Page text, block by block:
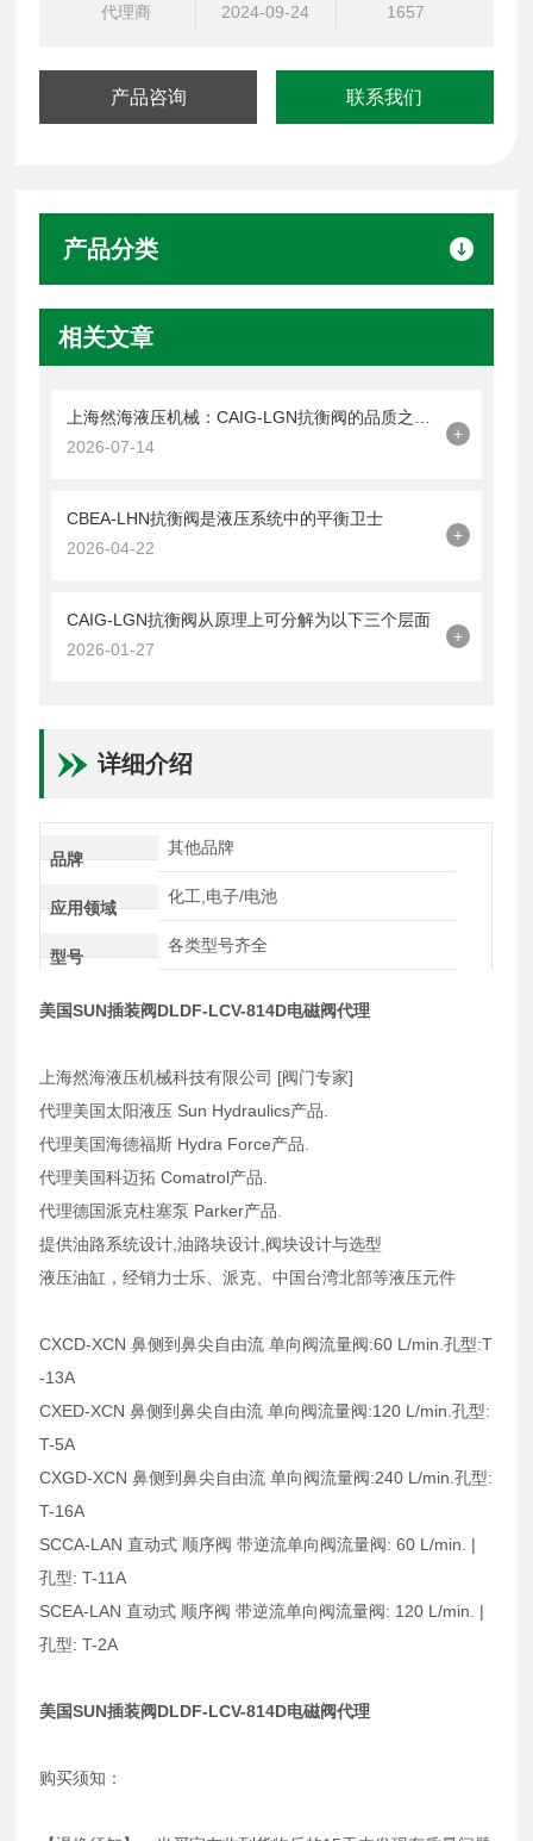
液压油缸，经销力士乐、派克、中国台湾北部等液压元件
代理商
2024-09-24
1657
产品咨询 联系我们
产品分类
相关文章
2026-07-14
+
CBEA-LHN抗衡阀是液压系统中的平衡卫士
2026-04-22
+
CAIG-LGN抗衡阀从原理上可分解为以下三个层面
2026-01-27
+
详细介绍
品牌
其他品牌
应用领域
化工,电子/电池
型号
各类型号齐全
美国SUN插装阀DLDF-LCV-814D电磁阀代理
上海然海液压机械科技有限公司 [阀门专家]
代理美国太阳液压 Sun Hydraulics产品.
代理美国海德福斯 Hydra Force产品.
代理美国科迈拓 Comatrol产品.
代理德国派克柱塞泵 Parker产品.
提供油路系统设计,油路块设计,阀块设计与选型
液压油缸，经销力士乐、派克、中国台湾北部等液压元件
CXCD-XCN 鼻侧到鼻尖自由流 单向阀流量阀:60 L/min.孔型:T
-13A
CXED-XCN 鼻侧到鼻尖自由流 单向阀流量阀:120 L/min.孔型:
T-5A
CXGD-XCN 鼻侧到鼻尖自由流 单向阀流量阀:240 L/min.孔型:
T-16A
SCCA-LAN 直动式 顺序阀 带逆流单向阀流量阀: 60 L/min. |
孔型: T-11A
SCEA-LAN 直动式 顺序阀 带逆流单向阀流量阀: 120 L/min. |
孔型: T-2A
美国SUN插装阀DLDF-LCV-814D电磁阀代理
购买须知：